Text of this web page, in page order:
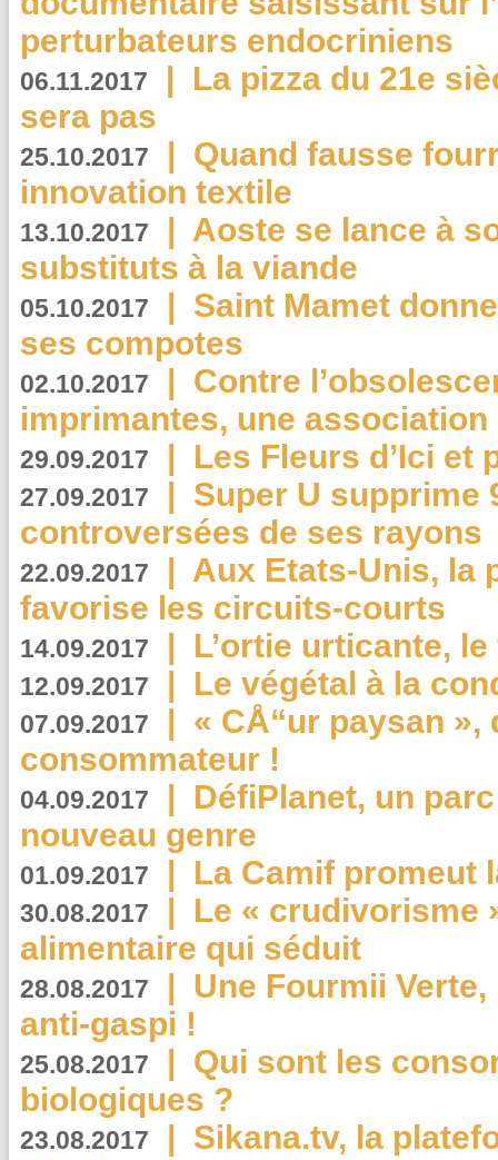
perturbateurs endocriniens
06.11.2017 | La pizza du 21e
sera pas
25.10.2017 | Quand fausse
innovation textile
13.10.2017 | Aoste se lance à
substituts à la viande
05.10.2017 | Saint Mamet
ses compotes
02.10.2017 | Contre
imprimantes, une
29.09.2017 | Les Fleurs d’Ici et
27.09.2017 | Super U supprime
controversées de ses rayons
22.09.2017 | Aux Etats-Unis, la
favorise les circuits-courts
14.09.2017 | L’ortie urticante,
12.09.2017 | Le végétal à la
07.09.2017 | « CÅ“ur paysan
consommateur !
04.09.2017 | DéfiPlanet, un
nouveau genre
01.09.2017 | La Camif promeut
30.08.2017 | Le « crudivorisme
alimentaire qui séduit
28.08.2017 | Une Fourmii
anti-gaspi !
25.08.2017 | Qui sont les
biologiques ?
23.08.2017 | Sikana.tv, la